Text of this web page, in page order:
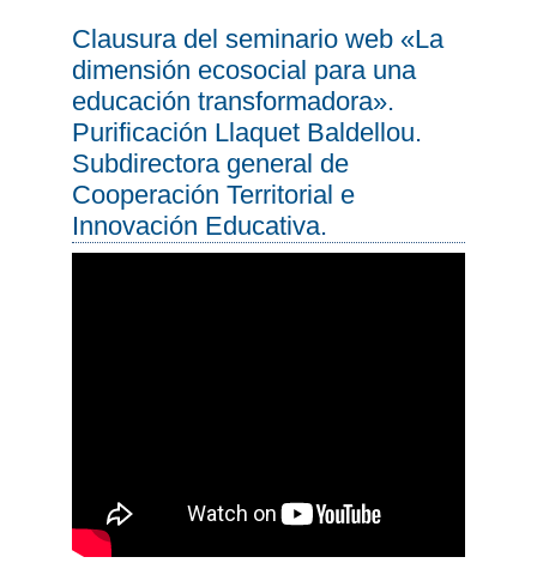
Clausura del seminario web «La
dimensión ecosocial para una
educación transformadora».
Purificación Llaquet Baldellou.
Subdirectora general de
Cooperación Territorial e
Innovación Educativa.